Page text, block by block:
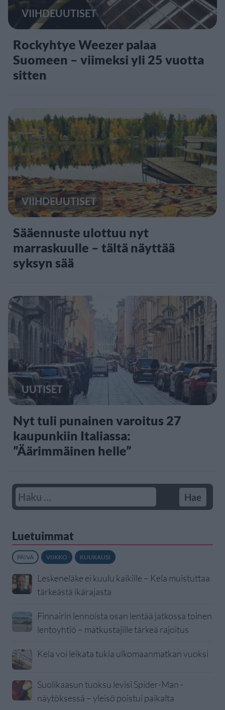
VIIHDEUUTISET
Rockyhtye Weezer palaa
Suomeen – viimeksi yli 25 vuotta
sitten
VIIHDEUUTISET
Sääennuste ulottuu nyt
marraskuulle – tältä näyttää
syksyn sää
UUTISET
Nyt tuli punainen varoitus 27
kaupunkiin Italiassa:
”Äärimmäinen helle”
Luetuimmat
PÄIVÄ VIIKKO KUUKAUSI
Leskeneläke ei kuulu kaikille – Kela muistuttaa
tärkeästä ikärajasta
Finnairin lennoista osan lentää jatkossa toinen
lentoyhtiö – matkustajille tärkeä rajoitus
Kela voi leikata tukia ulkomaanmatkan vuoksi
Suolikaasun tuoksu levisi Spider-Man -
näytöksessä – yleisö poistui paikalta